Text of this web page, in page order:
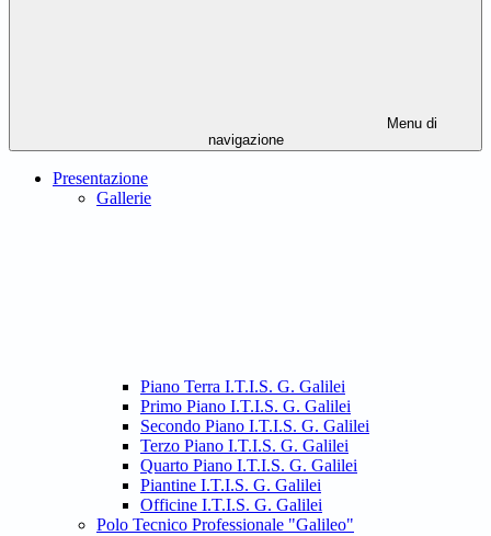
Menu di
navigazione
Presentazione
Gallerie
Piano Terra I.T.I.S. G. Galilei
Primo Piano I.T.I.S. G. Galilei
Secondo Piano I.T.I.S. G. Galilei
Terzo Piano I.T.I.S. G. Galilei
Quarto Piano I.T.I.S. G. Galilei
Piantine I.T.I.S. G. Galilei
Officine I.T.I.S. G. Galilei
Polo Tecnico Professionale "Galileo"